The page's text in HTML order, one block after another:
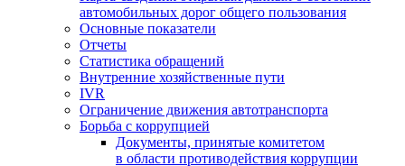
автомобильных дорог общего пользования
Основные показатели
Отчеты
Статистика обращений
Внутренние хозяйственные пути
IVR
Ограничение движения автотранспорта
Борьба с коррупцией
Документы, принятые комитетом
в области противодействия коррупции